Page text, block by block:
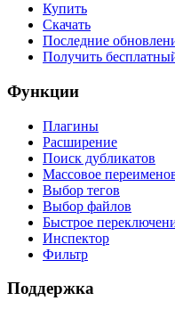
Купить
Скачать
Последние
Получить
Функции
Плагины
Расширение
Поиск дубликатов
Массовое
Выбор тегов
Выбор файлов
Быстрое
Инспектор
Фильтр
Поддержка